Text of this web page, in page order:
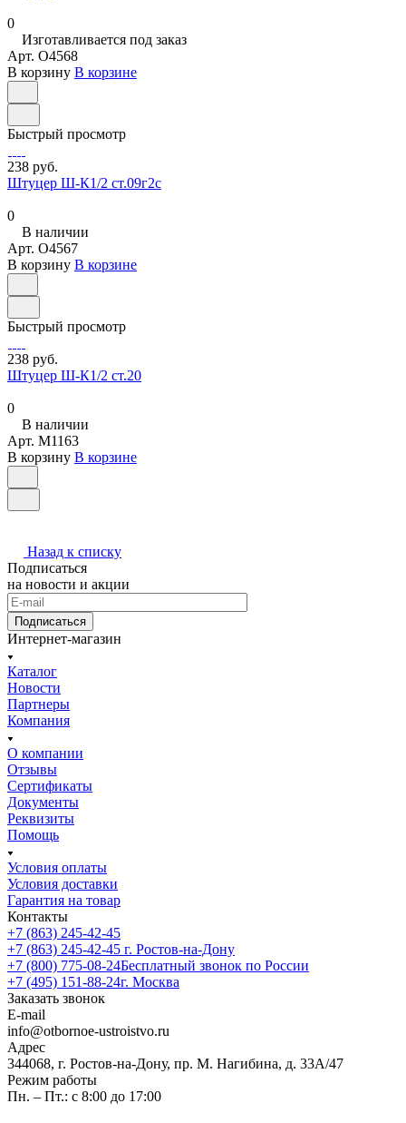
0
Изготавливается под заказ
Арт. O4568
В корзину В корзине
Быстрый просмотр
238 руб.
Штуцер Ш-К1/2 ст.09г2с
0
В наличии
Арт. O4567
В корзину В корзине
Быстрый просмотр
238 руб.
Штуцер Ш-К1/2 ст.20
0
В наличии
Арт. M1163
В корзину В корзине
Назад к списку
Подписаться
на новости и акции
Подписаться
Интернет-магазин
Каталог
Новости
Партнеры
Компания
О компании
Отзывы
Сертификаты
Документы
Реквизиты
Помощь
Условия оплаты
Условия доставки
Гарантия на товар
Контакты
+7 (863) 245-42-45
+7 (863) 245-42-45 г. Ростов-на-Дону
+7 (800) 775-08-24Бесплатный звонок по России
+7 (495) 151-88-24г. Москва
Заказать звонок
E-mail
info@otbornoe-ustroistvo.ru
Адрес
344068, г. Ростов-на-Дону, пр. М. Нагибина, д. 33А/47
Режим работы
Пн. – Пт.: с 8:00 до 17:00